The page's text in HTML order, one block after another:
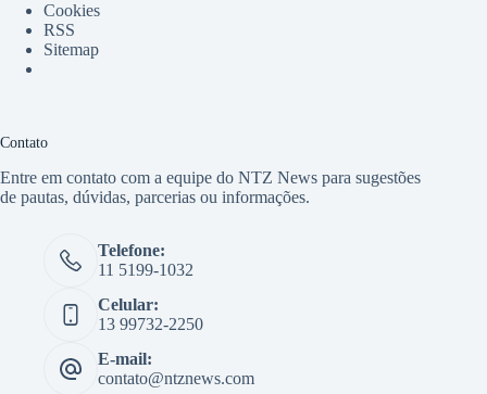
Cookies
RSS
Sitemap
Contato
Entre em contato com a equipe do NTZ News para sugestões
de pautas, dúvidas, parcerias ou informações.
Telefone:
11 5199-1032
Celular:
13 99732-2250
E-mail:
contato@ntznews.com